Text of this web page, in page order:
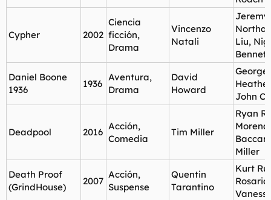
Cypher 2002
Ciencia
ficción,
Drama
Vincenzo
Natali
Jeremy
Liu,
Bennett
Daniel Boone
1936
1936
Aventura,
Drama
David
Howard
George
John
Deadpool 2016
Acción,
Comedia
Tim Miller
Ryan
Morena
Miller
Death Proof
(GrindHouse)
2007
Acción,
Suspense
Quentin
Tarantino
Kurt